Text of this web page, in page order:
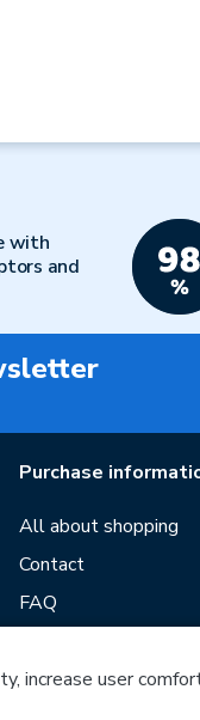
with
and
Purchase
All about shopping
Contact
FAQ
Our stores
increase user